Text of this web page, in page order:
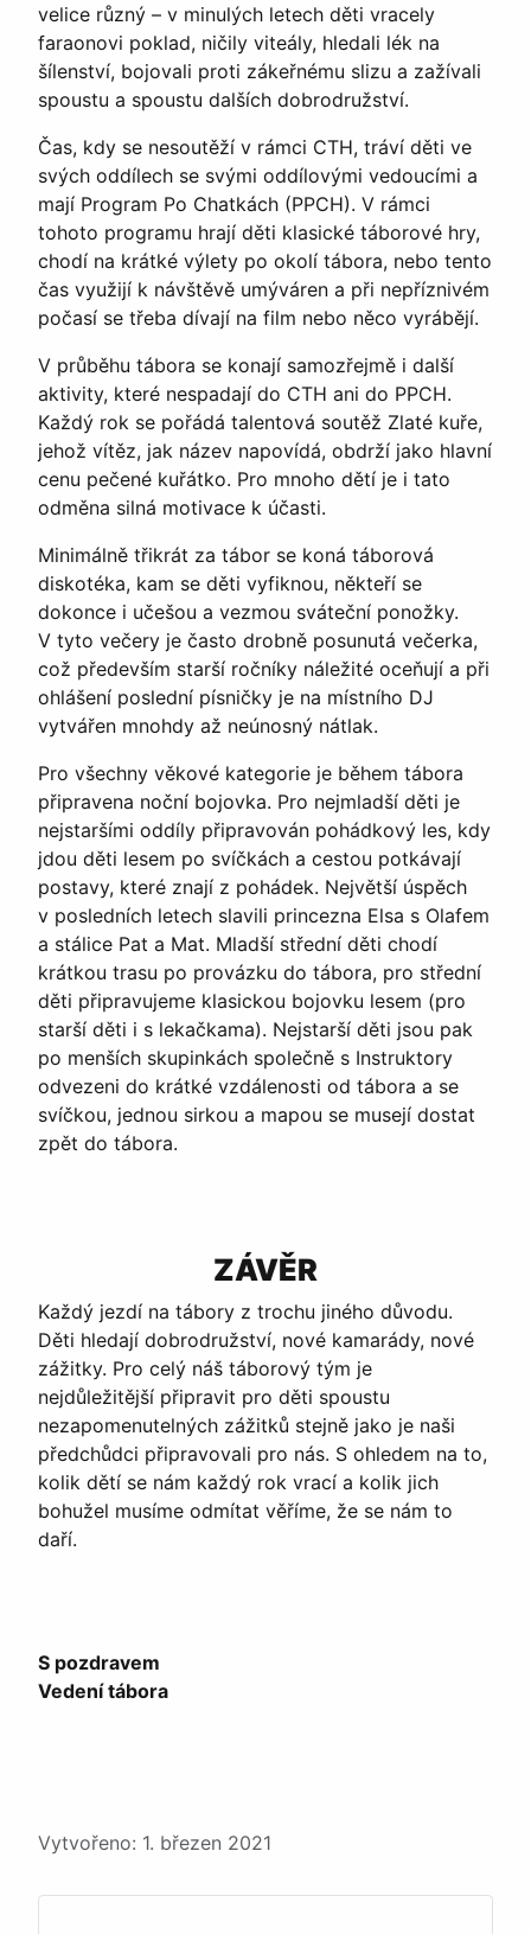
velice různý – v minulých letech děti vracely
faraonovi poklad, ničily viteály, hledali lék na
šílenství, bojovali proti zákeřnému slizu a zažívali
spoustu a spoustu dalších dobrodružství.
Čas, kdy se nesoutěží v rámci CTH, tráví děti ve
svých oddílech se svými oddílovými vedoucími a
mají Program Po Chatkách (PPCH). V rámci
tohoto programu hrají děti klasické táborové hry,
chodí na krátké výlety po okolí tábora, nebo tento
čas využijí k návštěvě umýváren a při nepříznivém
počasí se třeba dívají na film nebo něco vyrábějí.
V průběhu tábora se konají samozřejmě i další
aktivity, které nespadají do CTH ani do PPCH.
Každý rok se pořádá talentová soutěž Zlaté kuře,
jehož vítěz, jak název napovídá, obdrží jako hlavní
cenu pečené kuřátko. Pro mnoho dětí je i tato
odměna silná motivace k účasti.
Minimálně třikrát za tábor se koná táborová
diskotéka, kam se děti vyfiknou, někteří se
dokonce i učešou a vezmou sváteční ponožky.
V tyto večery je často drobně posunutá večerka,
což především starší ročníky náležité oceňují a při
ohlášení poslední písničky je na místního DJ
vytvářen mnohdy až neúnosný nátlak.
Pro všechny věkové kategorie je během tábora
připravena noční bojovka. Pro nejmladší děti je
nejstaršími oddíly připravován pohádkový les, kdy
jdou děti lesem po svíčkách a cestou potkávají
postavy, které znají z pohádek. Největší úspěch
v posledních letech slavili princezna Elsa s Olafem
a stálice Pat a Mat. Mladší střední děti chodí
krátkou trasu po provázku do tábora, pro střední
děti připravujeme klasickou bojovku lesem (pro
starší děti i s lekačkama). Nejstarší děti jsou pak
po menších skupinkách společně s Instruktory
odvezeni do krátké vzdálenosti od tábora a se
svíčkou, jednou sirkou a mapou se musejí dostat
zpět do tábora.
ZÁVĚR
Každý jezdí na tábory z trochu jiného důvodu.
Děti hledají dobrodružství, nové kamarády, nové
zážitky. Pro celý náš táborový tým je
nejdůležitější připravit pro děti spoustu
nezapomenutelných zážitků stejně jako je naši
předchůdci připravovali pro nás. S ohledem na to,
kolik dětí se nám každý rok vrací a kolik jich
bohužel musíme odmítat věříme, že se nám to
daří.
S pozdravem
Vedení tábora
Podrobnosti
Vytvořeno: 1. březen 2021